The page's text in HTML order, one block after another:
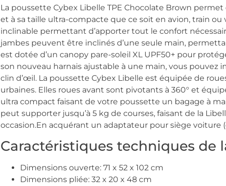
La poussette Cybex Libelle TPE Chocolate Brown
et à sa taille ultra-compacte que ce soit en avion, train
inclinable permettant d’apporter tout le confort
jambes peuvent être inclinés d’une seule main,
est dotée d’un canopy pare-soleil XL UPF50+ pour
son nouveau harnais ajustable à une main, vous pouvez
clin d’œil. La poussette Cybex Libelle est équipée de
urbaines. Elles roues avant sont pivotants à 360° et
ultra compact faisant de votre poussette un bagage à
peut supporter jusqu’à 5 kg de courses, faisant de la
occasion.En acquérant un adaptateur pour siège voiture
Caractéristiques techniques de
Dimensions ouverte: 71 x 52 x 102 cm
Dimensions pliée: 32 x 20 x 48 cm